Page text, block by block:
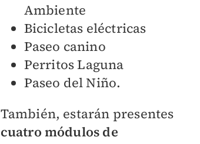
Ambiente
Bicicletas eléctricas
Paseo canino
Perritos Laguna
Paseo del Niño.
También, estarán presentes
cuatro módulos de